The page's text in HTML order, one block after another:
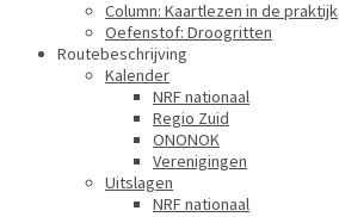
Column: Kaartlezen in de praktijk
Oefenstof: Droogritten
Routebeschrijving
Kalender
NRF nationaal
Regio Zuid
ONONOK
Verenigingen
Uitslagen
NRF nationaal